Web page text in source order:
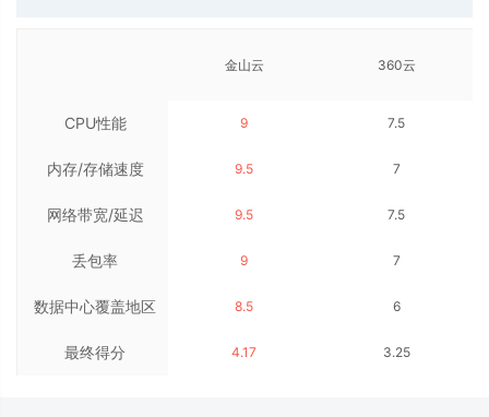
CPU性能
内存/存储速度
网络带宽/延迟
丢包率
数据中心覆盖地区
数量
最终得分
金山云
9
9.5
9.5
9
8.5
4.17
360云
7.5
7
7.5
7
6
3.25